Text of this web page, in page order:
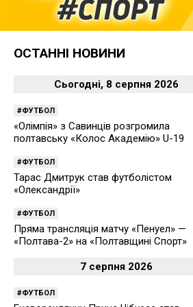
ОСТАННІ НОВИНИ
Сьогодні, 8 серпня 2026
ФУТБОЛ
«Олімпія» з Савинців розгромила
полтавську «Колос Академію» U-19
ФУТБОЛ
Тарас Дмитрук став футболістом
«Олександрії»
ФУТБОЛ
Пряма трансляція матчу «Пенуел» —
«Полтава-2» на «Полтавщині Спорт»
7 серпня 2026
ФУТБОЛ